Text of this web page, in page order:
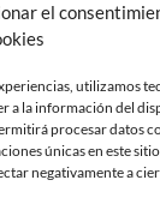
el
utilizamos
a la información del
procesar datos
únicas en este
negativamente a
una
del
Proteger la
salud económica
evitan,